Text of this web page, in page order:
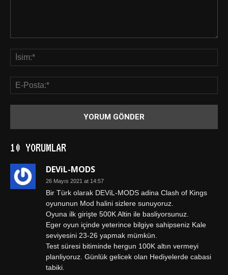
10 YORUMLAR
DEViL-MODS
26 Mayıs 2021 at 14:57
Bir Türk olarak DEViL-MODS adina Clash of Kings
oyununun Mod halini sizlere sunuyoruz.
Oyuna ilk girişte 500K Altin ile basliyorsunuz.
Eger oyun içinde yeterince bilgiye sahipseniz Kale
seviyesini 23-26 yapmak mümkün.
Test süresi bitiminde hergun 100K altın vermeyi
planliyoruz. Günlük gelicek olan Hediyelerde cabasi
tabiki.